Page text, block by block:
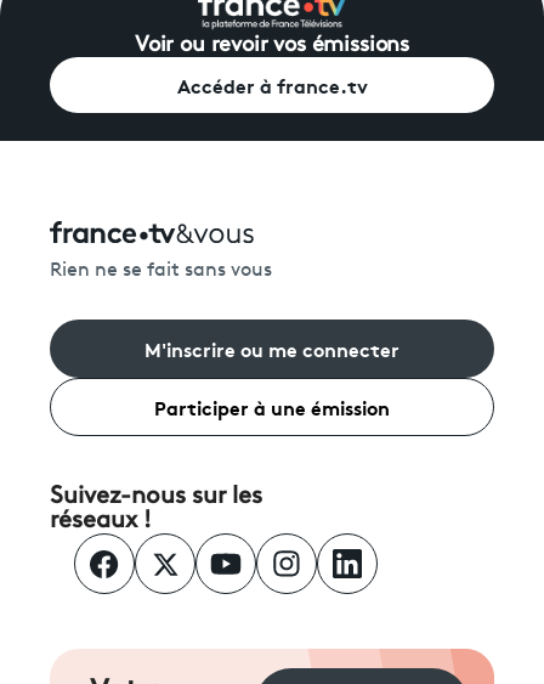
Voir ou revoir vos émissions
Accéder à france.tv
Rien ne se fait sans vous
M'inscrire ou me connecter
Participer à une émission
Suivez-nous sur les
réseaux !